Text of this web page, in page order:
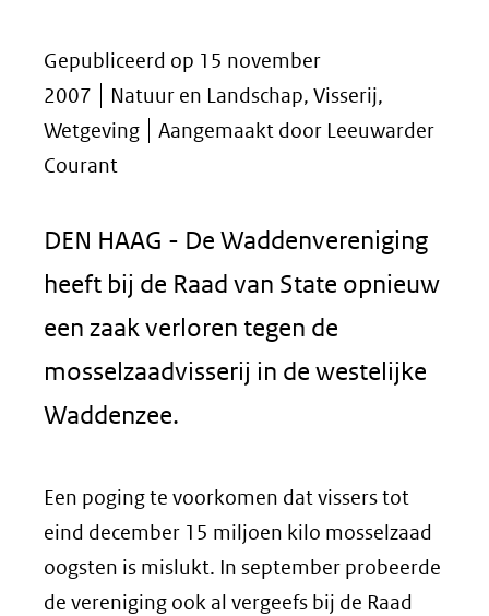
Gepubliceerd op 15 november
2007
Natuur en Landschap, Visserij,
Wetgeving
Aangemaakt door Leeuwarder
Courant
DEN HAAG - De Waddenvereniging
heeft bij de Raad van State opnieuw
een zaak verloren tegen de
mosselzaadvisserij in de westelijke
Waddenzee.
Een poging te voorkomen dat vissers tot
eind december 15 miljoen kilo mosselzaad
oogsten is mislukt. In september probeerde
de vereniging ook al vergeefs bij de Raad